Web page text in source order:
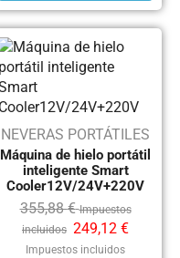
NEVERAS PORTÁTILES
Máquina de hielo portátil
inteligente Smart
Cooler12V/24V+220V
355,88€ Impuestos
incluidos 249,12 €
Impuestos incluidos